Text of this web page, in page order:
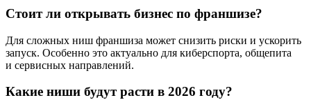
Стоит ли открывать бизнес по франшизе?
Для сложных ниш франшиза может снизить риски и ускорить
запуск. Особенно это актуально для киберспорта, общепита
и сервисных направлений.
Какие ниши будут расти в 2026 году?